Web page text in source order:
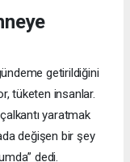
getirildiğini
tüketen insanlar.
çalkantı yaratmak
değişen bir şey
dedi.